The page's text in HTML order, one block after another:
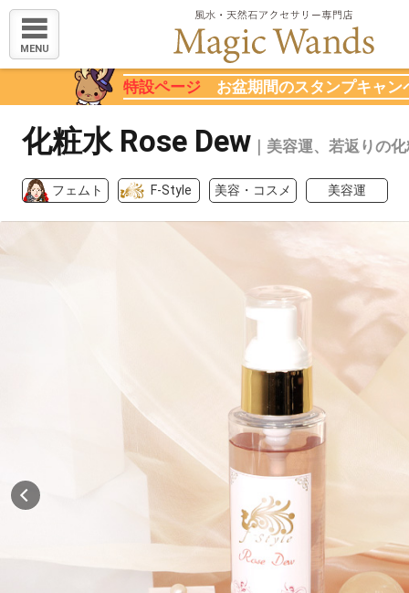
MENU
特設ページ お盆期間のスタンプキャン
化粧水 Rose Dew ｜美容運、若返りの
フェムト F-Style 美容・コスメ 美容運